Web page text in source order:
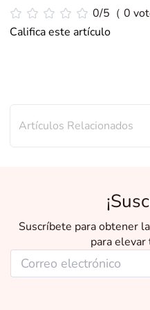
0/5（ 0
Califica este artículo
Artículos Relacionados
Suscríbete para obtener
para elevar